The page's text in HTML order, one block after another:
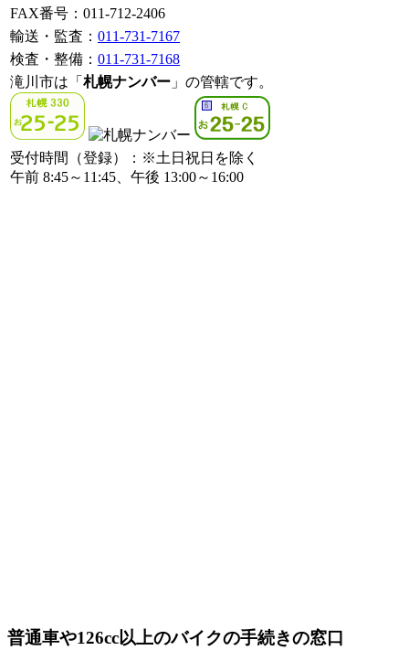
FAX番号：011-712-2406
輸送・監査： 011-731-7167
検査・整備： 011-731-7168
滝川市は「 札幌ナンバー 」の管轄です。
受付時間（登録）：※土日祝日を除く
午前 8:45～11:45、午後 13:00～16:00
普通車や126cc以上のバイクの手続きの窓口